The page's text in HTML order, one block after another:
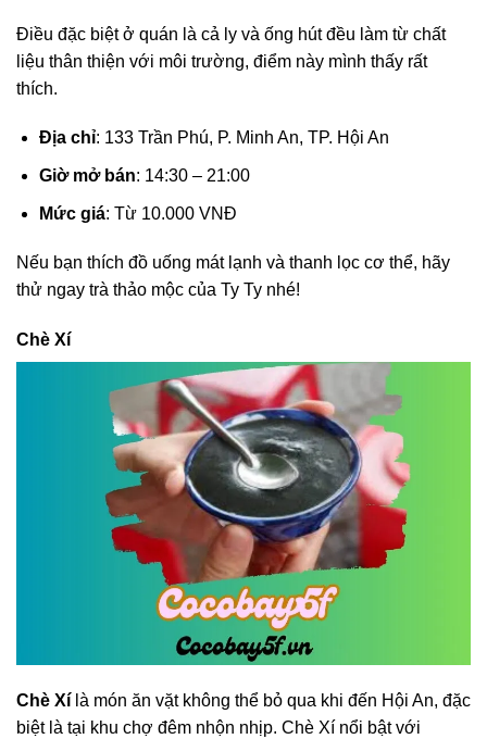
Điều đặc biệt ở quán là cả ly và ống hút đều làm từ chất
liệu thân thiện với môi trường, điểm này mình thấy rất
thích.
Địa chỉ: 133 Trần Phú, P. Minh An, TP. Hội An
Giờ mở bán: 14:30 – 21:00
Mức giá: Từ 10.000 VNĐ
Nếu bạn thích đồ uống mát lạnh và thanh lọc cơ thể, hãy
thử ngay trà thảo mộc của Ty Ty nhé!
Chè Xí
Chè Xí là món ăn vặt không thể bỏ qua khi đến Hội An, đặc
biệt là tại khu chợ đêm nhộn nhịp. Chè Xí nổi bật với